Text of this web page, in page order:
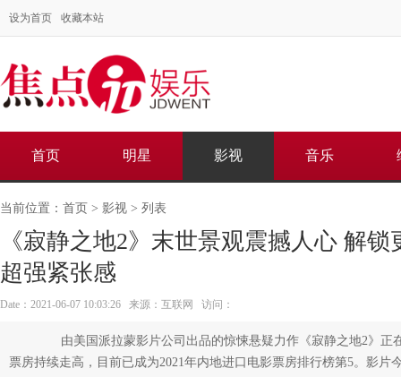
设为首页 收藏本站
首页 明星 影视 音乐
当前位置： 首页 > 影视 > 列表
《寂静之地2》末世景观震撼人心 解
超强紧张感
Date：2021-06-07 10:03:26 来源：互联网 访问：
由美国派拉蒙影片公司出品的惊悚悬疑力作《寂静之地2》正
票房持续走高，目前已成为2021年内地进口电影票房排行榜第5。影片